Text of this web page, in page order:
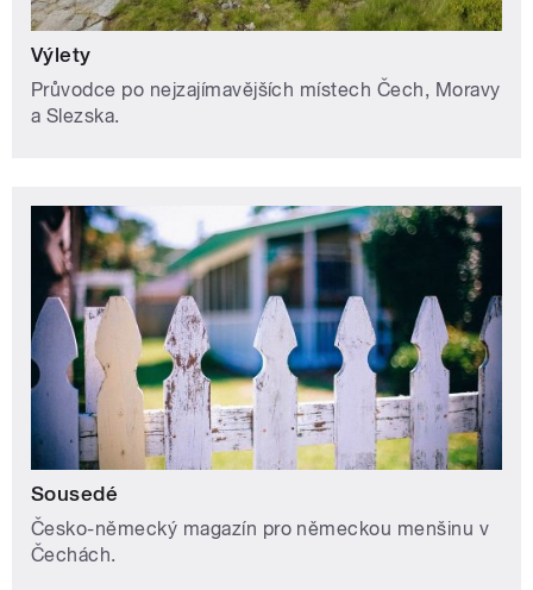
Výlety
Průvodce po nejzajímavějších místech Čech, Moravy
a Slezska.
Sousedé
Česko-německý magazín pro německou menšinu v
Čechách.